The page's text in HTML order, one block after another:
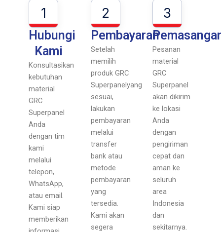
1
Hubungi
Kami
Konsultasikan
kebutuhan
material
GRC
Superpanel
Anda
dengan tim
kami
melalui
telepon,
WhatsApp,
atau email.
Kami siap
memberikan
2
Pembayaran
Setelah
memilih
produk GRC
Superpanelyang
sesuai,
lakukan
pembayaran
melalui
transfer
bank atau
metode
pembayaran
yang
tersedia.
Kami akan
segera
3
Pesanan
material
GRC
Superpanel
akan dikirim
ke lokasi
Anda
dengan
pengiriman
cepat dan
aman ke
seluruh
area
Indonesia
dan
sekitarnya.